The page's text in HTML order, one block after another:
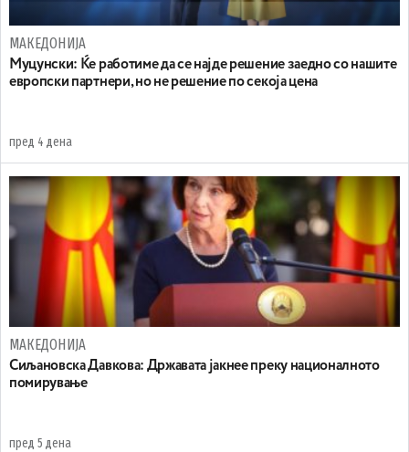
МАКЕДОНИЈА
Муцунски: Ќе работиме да се најде решение заедно со нашите
европски партнери, но не решение по секоја цена
пред 4 дена
МАКЕДОНИЈА
Сиљановска Давкова: Државата јакнее преку националното
помирување
пред 5 дена